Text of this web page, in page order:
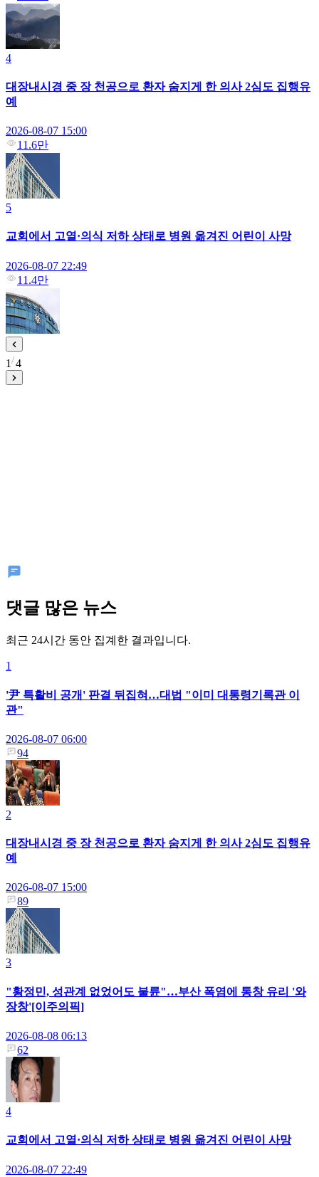
4
대장내시경 중 장 천공으로 환자 숨지게 한 의사 2심도 집행유
예
2026-08-07 15:00
11.6만
5
교회에서 고열·의식 저하 상태로 병원 옮겨진 어린이 사망
2026-08-07 22:49
11.4만
1 4
댓글 많은 뉴스
최근 24시간 동안 집계한 결과입니다.
1
'尹 특활비 공개' 판결 뒤집혀…대법 "이미 대통령기록관 이
관"
2026-08-07 06:00
94
2
대장내시경 중 장 천공으로 환자 숨지게 한 의사 2심도 집행유
예
2026-08-07 15:00
89
3
"황정민, 성관계 없었어도 불륜"…부산 폭염에 통창 유리 '와
장창'[이주의픽]
2026-08-08 06:13
62
4
교회에서 고열·의식 저하 상태로 병원 옮겨진 어린이 사망
2026-08-07 22:49